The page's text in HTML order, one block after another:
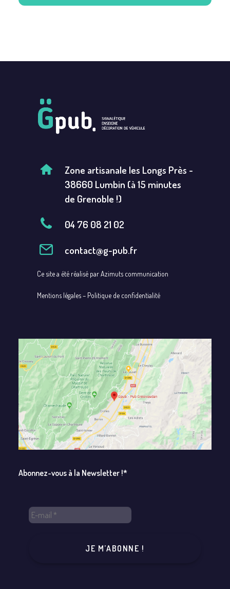
Zone artisanale les Longs Près -
38660 Lumbin (à 15 minutes
de Grenoble !)
04 76 08 21 02
contact@g-pub.fr
Ce site a été réalisé parAzimuts communication
Mentions légales– Politique de confidentialité
Abonnez-vous à la Newsletter !*